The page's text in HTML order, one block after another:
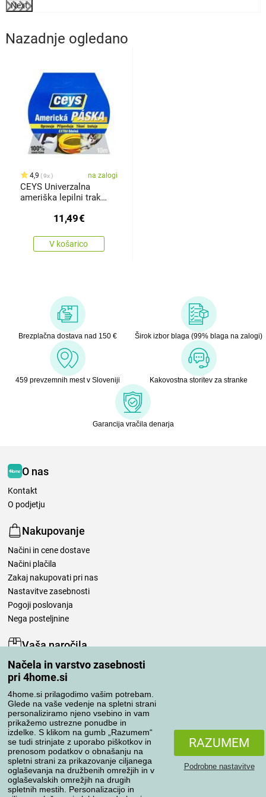
Načela in varstvo zasebnosti
pri 4home.si
4home.si prilagodimo vašim potrebam.
Glede na vaše vedenje na spletni strani
personaliziramo njeno vsebino in vam
prikažemo ustrezne ponudbe in
izdelke. S klikom na gumb „Razumem“
se tudi strinjate z uporabo piškotkov in
prenosom podatkov o obnašanju na
spletni strani za prikazovanje ciljanega
oglaševanja na družbenih omrežjih in v
oglaševalskih omrežjih na drugih
spletnih mestih. Personalizacijo in
RAZUMEM
Podrobne nastavitve
Next
Nazadnje ogledano
4,9 9x na zalogi
CEYS Univerzalna
ameriška lepilni trak
11,49€
V košarico
Brezplačna dostava nad 150 € Širok izbor blaga (99% blaga na zalogi)
459 prevzemnih mest v Sloveniji Kakovostna storitev za stranke
Garancija vračila denarja
O nas
Kontakt
O podjetju
Nakupovanje
Načini in cene dostave
Načini plačila
Zakaj nakupovati pri nas
Nastavitve zasebnosti
Pogoji poslovanja
Nega posteljnine
Vaša naročila
Moj račun
Pregled naročil
Reklamacija
Odstop od kupoprodajne pogodbe
Pravila obdelave ocen
Načini prevoza
Načini plačila